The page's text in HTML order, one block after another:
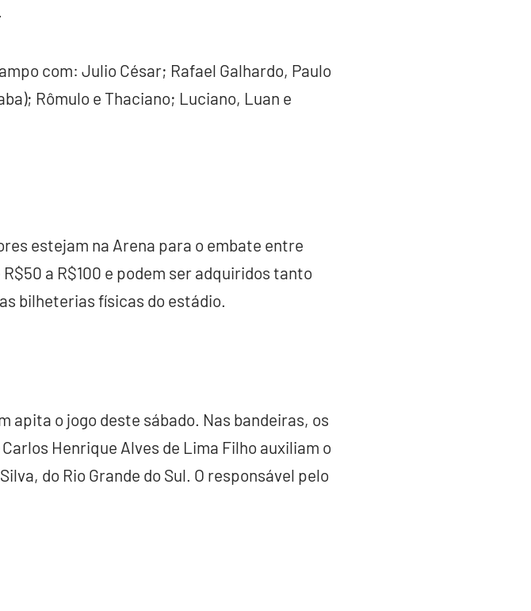
com: Julio César; Rafael Galhardo, Paulo
Rômulo e Thaciano; Luciano, Luan e
estejam na Arena para o embate entre
a R$100 e podem ser adquiridos tanto
bilheterias físicas do estádio.
apita o jogo deste sábado. Nas bandeiras, os
Henrique Alves de Lima Filho auxiliam o
do Rio Grande do Sul. O responsável pelo